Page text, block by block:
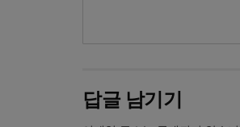
답글 남기기